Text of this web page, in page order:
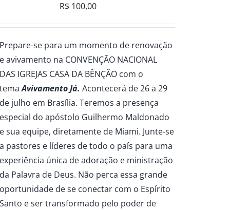
R$ 100,00
Prepare-se para um momento de renovação
e avivamento na CONVENÇÃO NACIONAL
DAS IGREJAS CASA DA BÊNÇÃO com o
temaAvivamento Já.Acontecerá de 26 a 29
de julho em Brasília. Teremos a presença
especial do apóstolo Guilhermo Maldonado
e sua equipe, diretamente de Miami. Junte-se
a pastores e líderes de todo o país para uma
experiência única de adoração e ministração
da Palavra de Deus. Não perca essa grande
oportunidade de se conectar com o Espírito
Santo e ser transformado pelo poder de